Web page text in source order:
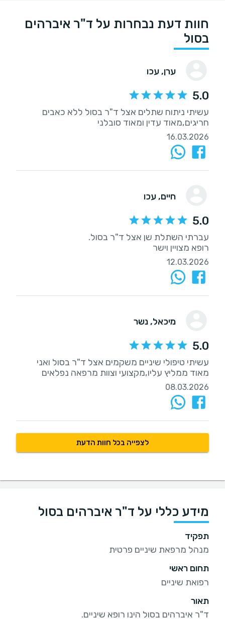
חוות דעת נבחרות על ד"ר איברהים
בסול
ערן, עכו
5.0
עשיתי ניתוח שתלים אצל ד"ר בסול ללא כאבים
חריגים,מאוד עדין ומאוד סובלני
16.03.2026
חיים, עכו
5.0
רופא מצויין וישר
12.03.2026
מיכאל, נשר
5.0
עשיתי טיפולי שיניים משקמים אצל ד"ר בסול ואני
מאוד ממליץ עליו,מקצועי וצוות מרפאה נפלאים
08.03.2026
לצפייה בכל חוות הדעת
מידע כללי על ד"ר איברהים בסול
תפקיד
מנהל מרפאת שיניים פרטית
תחום ראשי
רפואת שיניים
תאור